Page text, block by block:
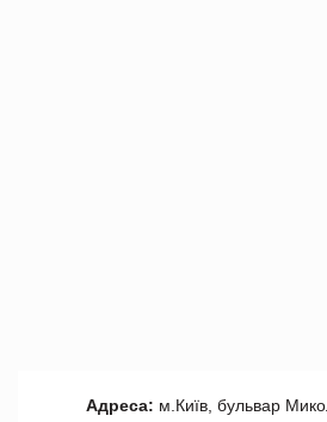
Адреса: м.Київ, бульвар